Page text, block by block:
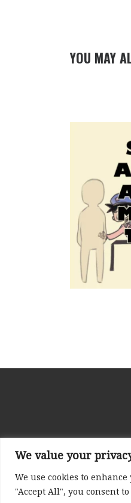
We value your
We use cookies to
"Accept All", you consent
YOU MAY
© 2026Nayth